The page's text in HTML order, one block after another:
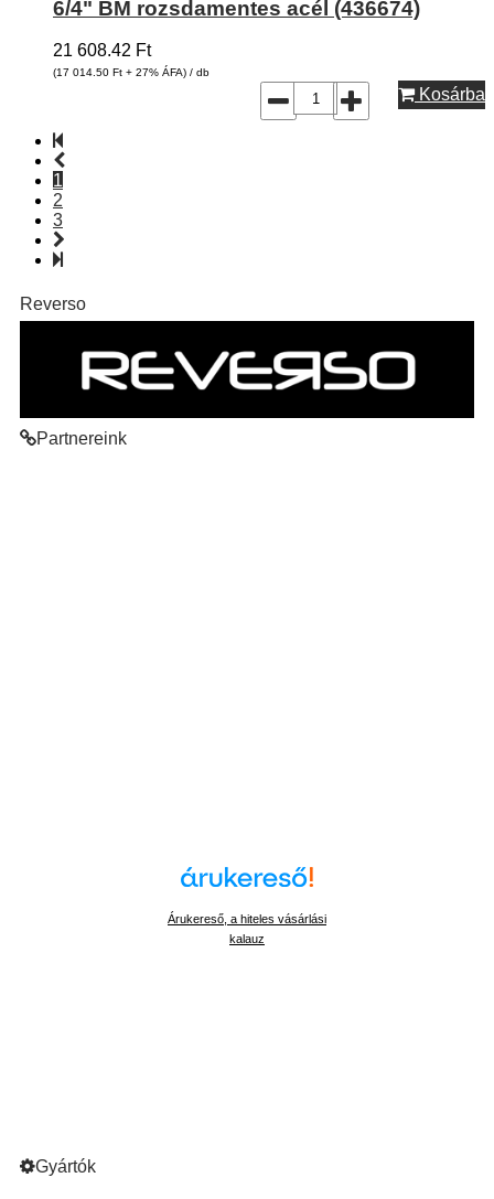
6/4" BM rozsdamentes acél (436674)
21 608.42 Ft
(17 014.50 Ft + 27% ÁFA) / db
Kosárba
1
2
3
Reverso
Partnereink
Árukereső, a hiteles vásárlási
kalauz
Gyártók